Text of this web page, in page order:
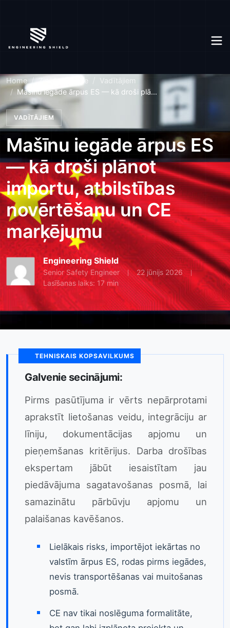
Home Zināšanu bāze
Vadītājiem
Mašīnu iegāde ārpus ES — kā droši plā...
VADĪTĀJIEM
Mašīnu iegāde ārpus ES
— kā droši plānot
importu, atbilstības
novērtēšanu un CE
marķējumu
Engineering Shield
Senior Safety Engineer
22 jūnijs 2026
Lasīšanas laiks: 17 min
TEHNISKAIS KOPSAVILKUMS
Galvenie secinājumi:
Pirms pasūtījuma ir vērts nepārprotami
aprakstīt lietošanas veidu, integrāciju ar
līniju, dokumentācijas apjomu un
pieņemšanas kritērijus. Darba drošības
ekspertam jābūt iesaistītam jau
piedāvājuma sagatavošanas posmā, lai
samazinātu pārbūvju apjomu un
palaišanas kavēšanos.
Lielākais risks, importējot iekārtas no
valstīm ārpus ES, rodas pirms iegādes,
nevis transportēšanas vai muitošanas
posmā.
CE nav tikai noslēguma formalitāte,